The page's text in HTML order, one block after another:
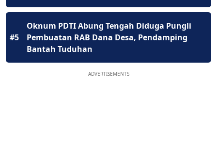
#5
Oknum PDTI Abung Tengah Diduga Pungli
Pembuatan RAB Dana Desa, Pendamping
Bantah Tuduhan
ADVERTISEMENTS